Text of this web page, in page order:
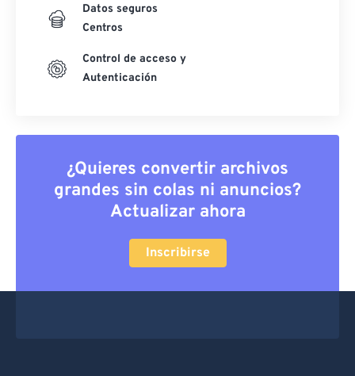
Datos seguros
Centros
Control de acceso y
Autenticación
¿Quieres convertir archivos
grandes sin colas ni anuncios?
Actualizar ahora
Inscribirse